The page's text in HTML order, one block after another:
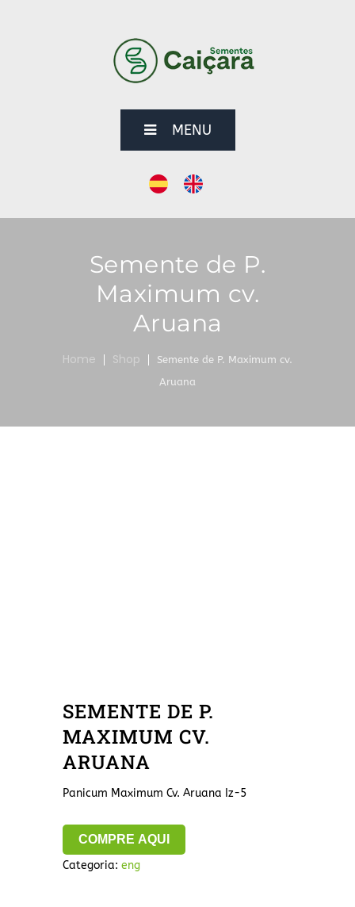
MENU
Semente de P.
Maximum cv.
Aruana
Home Shop
Semente de P. Maximum cv.
Aruana
SEMENTE DE P.
MAXIMUM CV.
ARUANA
Panicum Maximum Cv. Aruana Iz-5
COMPRE AQUI
Categoria: eng